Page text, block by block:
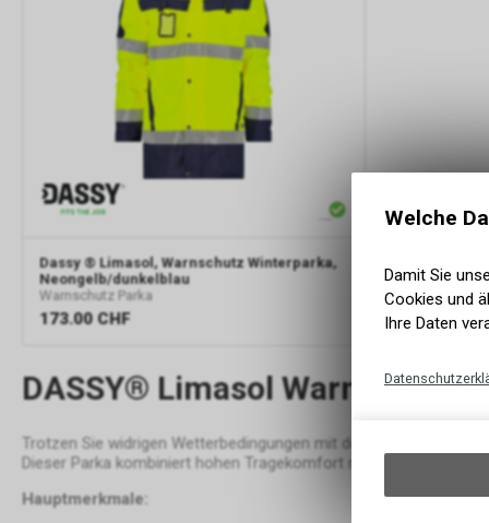
Dassy ® Limasol, Warnschutz Winterparka,
Neongelb/dunkelblau
Warnschutz Parka
173.00 CHF
DASSY® Limasol Warnschutz
Trotzen Sie widrigen Wetterbedingungen mit dem DASSY®
Dieser Parka kombiniert hohen Tragekomfort mit erstklassiger
Hauptmerkmale:
Welche
Damit Sie
Cookies und
Ihre Daten